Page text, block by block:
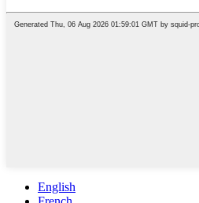
English